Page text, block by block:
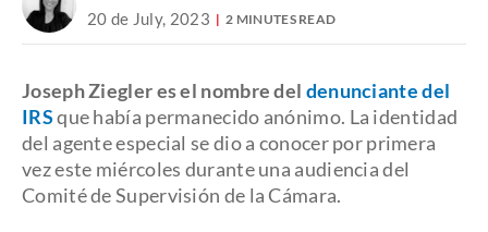
20 de July, 2023 2 MINUTES READ
Joseph Ziegler es el nombre del denunciante del
IRSque había permanecido anónimo. La identidad
del agente especial se dio a conocer por primera
vez este miércoles durante una audiencia del
Comité de Supervisión de la Cámara.